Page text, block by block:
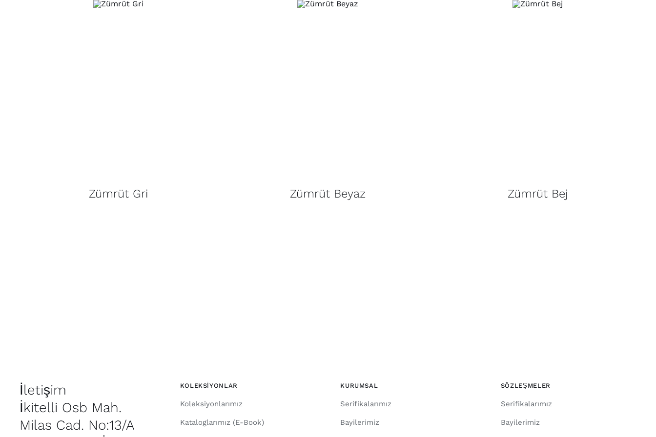
Zümrüt Gri Zümrüt Beyaz Zümrüt Bej
İletişim
İkitelli Osb Mah.
Milas Cad. No:13/A
KOLEKSİYONLAR
Koleksiyonlarımız
Kataloglarımız (E-Book)
KURUMSAL
Serifikalarımız
Bayilerimiz
SÖZLEŞMELER
Serifikalarımız
Bayilerimiz